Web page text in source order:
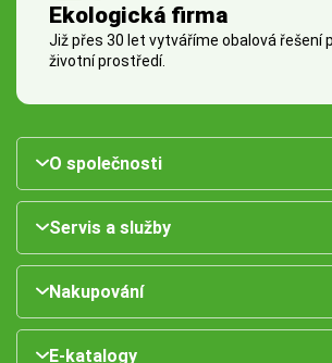
Ekologická firma
Již přes 30 let vytváříme obalová řešení
životní prostředí.
O společnosti
Servis a služby
Nakupování
E-katalogy